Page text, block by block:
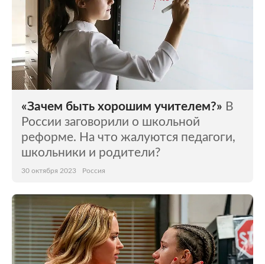
«Зачем быть хорошим учителем?» В
России заговорили о школьной
реформе. На что жалуются педагоги,
школьники и родители?
30 октября 2023 Россия